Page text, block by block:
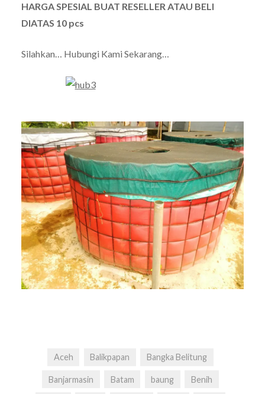
HARGA SPESIAL BUAT RESELLER ATAU BELI
DIATAS 10 pcs
Silahkan… Hubungi Kami Sekarang…
Aceh Balikpapan Bangka Belitung
Banjarmasin Batam baung Benih